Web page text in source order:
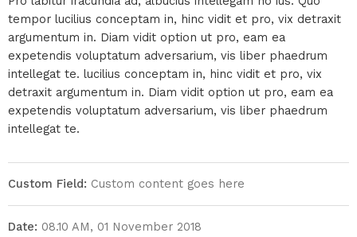
tempor lucilius conceptam in, hinc vidit et pro, vix detraxit
argumentum in. Diam vidit option ut pro, eam ea
expetendis voluptatum adversarium, vis liber phaedrum
intellegat te. lucilius conceptam in, hinc vidit et pro, vix
detraxit argumentum in. Diam vidit option ut pro, eam ea
expetendis voluptatum adversarium, vis liber phaedrum
intellegat te.
Custom Field: Custom content goes here
Date: 08.10 AM, 01 November 2018